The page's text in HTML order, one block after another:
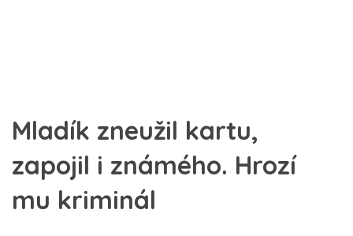
Mladík zneužil kartu,
zapojil i známého. Hrozí
mu kriminál